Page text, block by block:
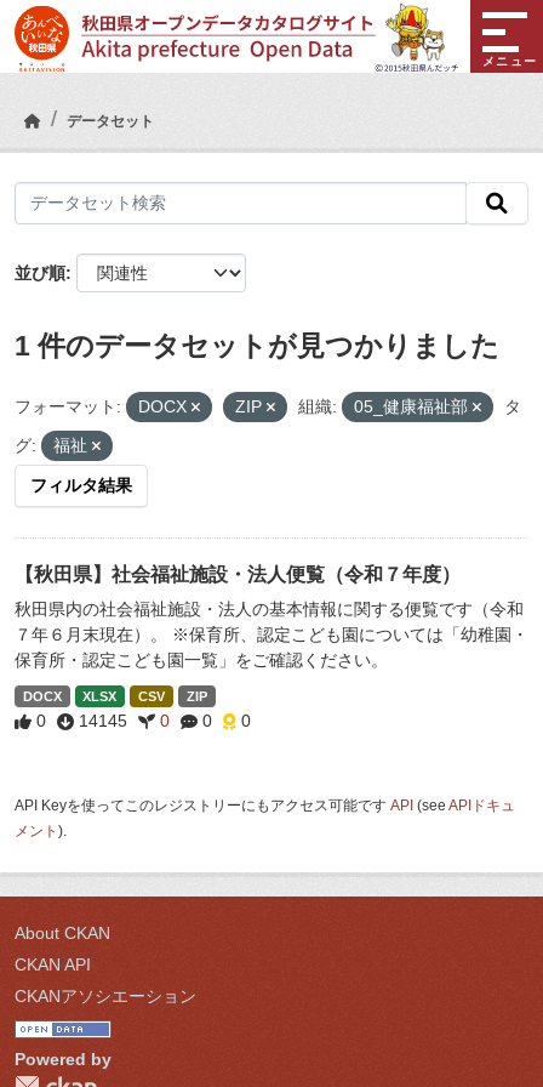
Skip to main content
メニュー
データセット
並び順
1 件のデータセットが見つかりました
フォーマット: DOCX ZIP 組織: 05_健康福祉部
タ
グ:
福祉
フィルタ結果
【秋田県】社会福祉施設・法人便覧（令和７年度）
秋田県内の社会福祉施設・法人の基本情報に関する便覧です（令和
７年６月末現在）。 ※保育所、認定こども園については「幼稚園・
保育所・認定こども園一覧」をご確認ください。
DOCX XLSX CSV ZIP
0 14145 0 0 0
API Keyを使ってこのレジストリーにもアクセス可能です API (see APIドキュ
メント ).
About CKAN
CKAN API
CKANアソシエーション
Powered by